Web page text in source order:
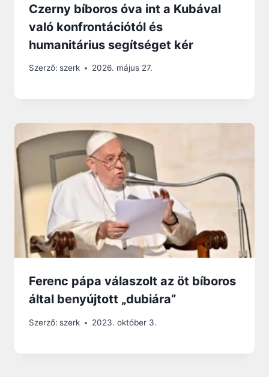
Czerny bíboros óva int a Kubával
való konfrontációtól és
humanitárius segítséget kér
Szerző: szerk 2026. május 27.
Ferenc pápa válaszolt az öt bíboros
által benyújtott „dubiára”
Szerző: szerk 2023. október 3.